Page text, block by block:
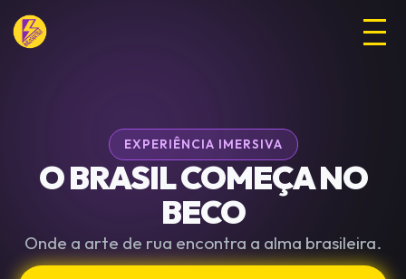
EXPERIÊNCIA IMERSIVA
O BRASIL COMEÇA NO
BECO
Onde a arte de rua encontra a alma brasileira.